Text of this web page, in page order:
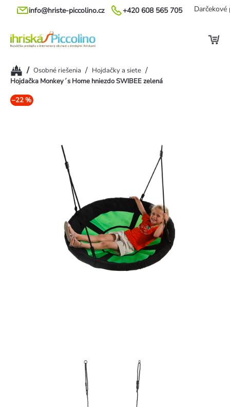
Prejsť
+420 608 565 705
info@hriste-piccolino.cz Darčekové
Domov
/ Osobné riešenia / Hojdačky a siete /
Hojdačka Monkey´s Home hniezdo SWIBEE zelená
–22 %